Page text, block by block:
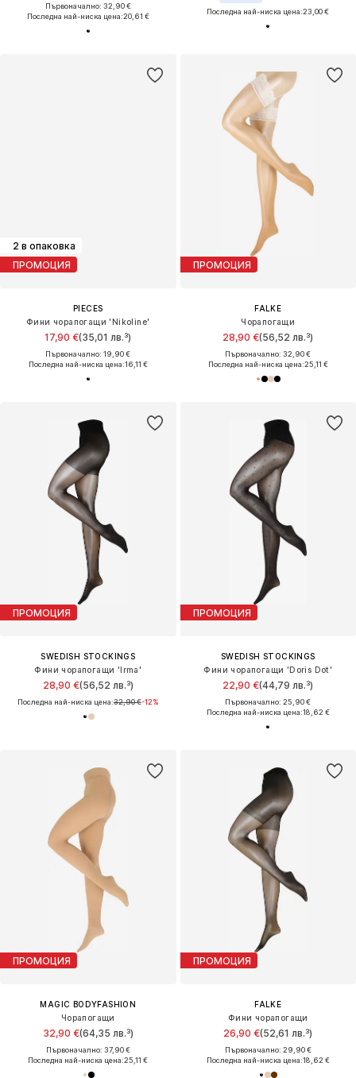
Първоначално: 32,90 €
Последна най-ниска цена:20,61 €
Последна най-ниска цена:23,00 €
2 в опаковка
ПРОМОЦИЯ
PIECES
Фини чорапогащи 'Nikoline'
17,90 €(35,01 лв.³)
Първоначално: 19,90 €
Последна най-ниска цена:16,11 €
ПРОМОЦИЯ
FALKE
Чорапогащи
28,90 €(56,52 лв.³)
Първоначално: 32,90 €
Последна най-ниска цена:25,11 €
ПРОМОЦИЯ
SWEDISH STOCKINGS
Фини чорапогащи 'Irma'
28,90 €(56,52 лв.³)
Последна най-ниска цена:32,90 €-12%
ПРОМОЦИЯ
SWEDISH STOCKINGS
Фини чорапогащи 'Doris Dot'
22,90 €(44,79 лв.³)
Първоначално: 25,90 €
Последна най-ниска цена:18,62 €
ПРОМОЦИЯ
MAGIC BODYFASHION
Чорапогащи
32,90 €(64,35 лв.³)
Първоначално: 37,90 €
Последна най-ниска цена:25,11 €
ПРОМОЦИЯ
FALKE
Фини чорапогащи
26,90 €(52,61 лв.³)
Първоначално: 29,90 €
Последна най-ниска цена:18,62 €